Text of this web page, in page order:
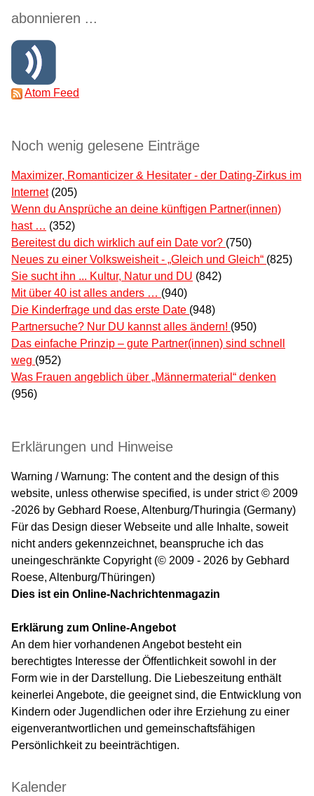
abonnieren ...
Atom Feed
Noch wenig gelesene Einträge
Maximizer, Romanticizer & Hesitater - der Dating-Zirkus im
Internet (205)
Wenn du Ansprüche an deine künftigen Partner(innen)
hast … (352)
Bereitest du dich wirklich auf ein Date vor? (750)
Neues zu einer Volksweisheit - „Gleich und Gleich“ (825)
Sie sucht ihn ... Kultur, Natur und DU (842)
Mit über 40 ist alles anders … (940)
Die Kinderfrage und das erste Date (948)
Partnersuche? Nur DU kannst alles ändern! (950)
Das einfache Prinzip – gute Partner(innen) sind schnell
weg (952)
Was Frauen angeblich über „Männermaterial“ denken
(956)
Erklärungen und Hinweise
Warning / Warnung: The content and the design of this
website, unless otherwise specified, is under strict © 2009
-2026 by Gebhard Roese, Altenburg/Thuringia (Germany)
Für das Design dieser Webseite und alle Inhalte, soweit
nicht anders gekennzeichnet, beanspruche ich das
uneingeschränkte Copyright (© 2009 - 2026 by Gebhard
Roese, Altenburg/Thüringen)
Dies ist ein Online-Nachrichtenmagazin
Erklärung zum Online-Angebot
An dem hier vorhandenen Angebot besteht ein
berechtigtes Interesse der Öffentlichkeit sowohl in der
Form wie in der Darstellung. Die Liebeszeitung enthält
keinerlei Angebote, die geeignet sind, die Entwicklung von
Kindern oder Jugendlichen oder ihre Erziehung zu einer
eigenverantwortlichen und gemeinschaftsfähigen
Persönlichkeit zu beeinträchtigen.
Kalender